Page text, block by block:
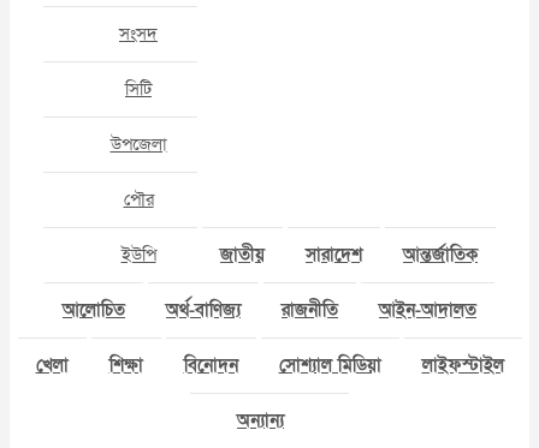
সংসদ
সিটি
উপজেলা
পৌর
ইউপি জাতীয় সারাদেশ আন্তর্জাতিক
আলোচিত অর্থ-বাণিজ্য রাজনীতি আইন-আদালত
খেলা শিক্ষা বিনোদন সোশ্যাল মিডিয়া লাইফস্টাইল
অন্যান্য